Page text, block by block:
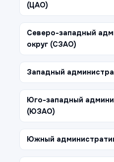
(ЦАО)
Северо-западный
округ (СЗАО)
Западный
Юго-западный
(ЮЗАО)
Южный